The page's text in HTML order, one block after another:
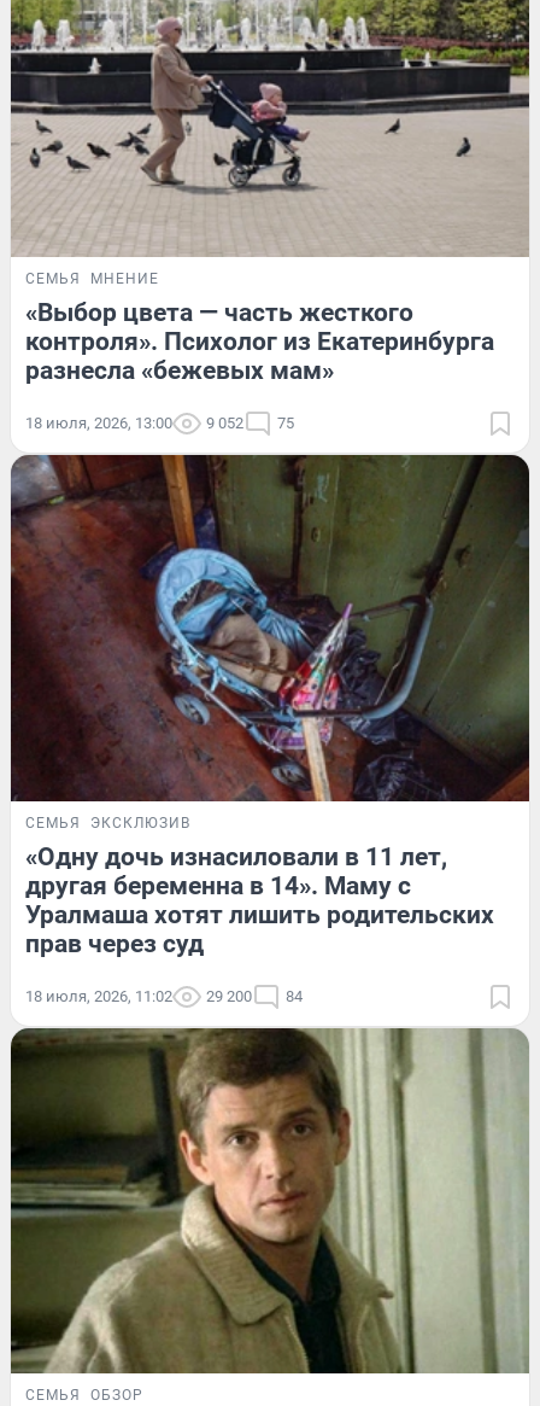
СЕМЬЯ МНЕНИЕ
«Выбор цвета — часть жесткого
контроля». Психолог из Екатеринбурга
разнесла «бежевых мам»
18 июля, 2026, 13:00 9 052 75
СЕМЬЯ ЭКСКЛЮЗИВ
«Одну дочь изнасиловали в 11 лет,
другая беременна в 14». Маму с
Уралмаша хотят лишить родительских
прав через суд
18 июля, 2026, 11:02 29 200 84
СЕМЬЯ ОБЗОР